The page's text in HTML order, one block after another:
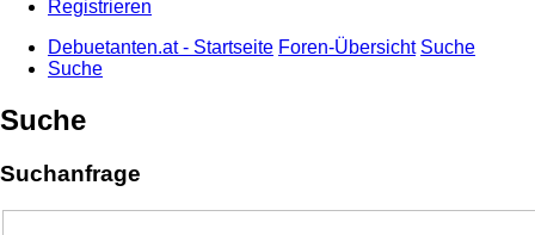
Registrieren
Debuetanten.at - Startseite Foren-Übersicht Suche
Suche
Suche
Suchanfrage